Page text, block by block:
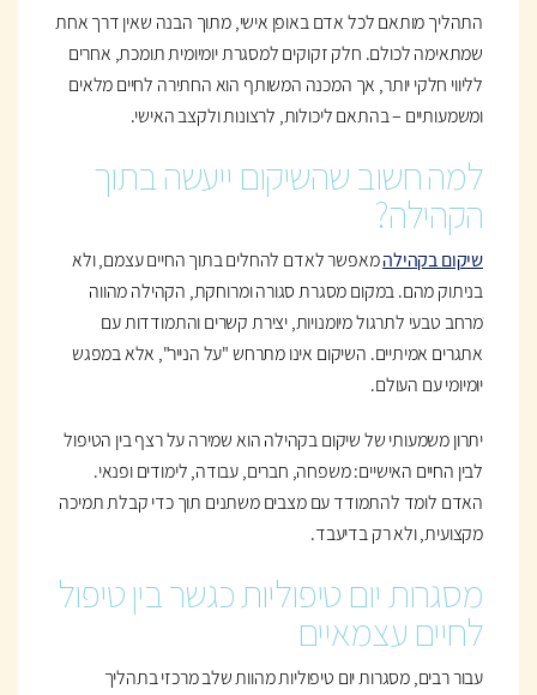
התהליך מותאם לכל אדם באופן אישי, מתוך הבנה שאין דרך אחת
שמתאימה לכולם. חלק זקוקים למסגרת יומיומית תומכת, אחרים
לליווי חלקי יותר, אך המכנה המשותף הוא החתירה לחיים מלאים
ומשמעותיים – בהתאם ליכולות, לרצונות ולקצב האישי.
למה חשוב שהשיקום ייעשה בתוך
הקהילה?
שיקום בקהילהמאפשר לאדם להחלים בתוך החיים עצמם, ולא
בניתוק מהם. במקום מסגרת סגורה ומרוחקת, הקהילה מהווה
מרחב טבעי לתרגול מיומנויות, יצירת קשרים והתמודדות עם
אתגרים אמיתיים. השיקום אינו מתרחש "על הנייר", אלא במפגש
יומיומי עם העולם.
יתרון משמעותי של שיקום בקהילה הוא שמירה על רצף בין הטיפול
לבין החיים האישיים: משפחה, חברים, עבודה, לימודים ופנאי.
האדם לומד להתמודד עם מצבים משתנים תוך כדי קבלת תמיכה
מקצועית, ולא רק בדיעבד.
מסגרות יום טיפוליות כגשר בין טיפול
לחיים עצמאיים
עבור רבים, מסגרות יום טיפוליות מהוות שלב מרכזי בתהליך